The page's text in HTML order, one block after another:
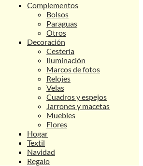
Complementos
Bolsos
Paraguas
Otros
Decoración
Cestería
Iluminación
Marcos de fotos
Relojes
Velas
Cuadros y espejos
Jarrones y macetas
Muebles
Flores
Hogar
Textil
Navidad
Regalo